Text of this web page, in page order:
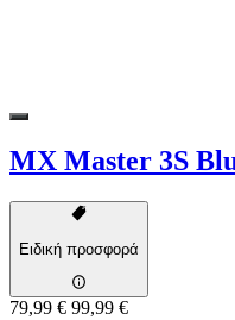
MX Master 3S
Ειδική προσφορά
79,99 € 99,99 €